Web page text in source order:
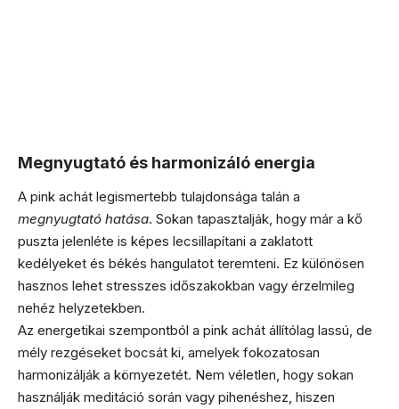
Megnyugtató és harmonizáló energia
A pink achát legismertebb tulajdonsága talán a
megnyugtató hatása. Sokan tapasztalják, hogy már a kő
puszta jelenléte is képes lecsillapítani a zaklatott
kedélyeket és békés hangulatot teremteni. Ez különösen
hasznos lehet stresszes időszakokban vagy érzelmileg
nehéz helyzetekben.
Az energetikai szempontból a pink achát állítólag lassú, de
mély rezgéseket bocsát ki, amelyek fokozatosan
harmonizálják a környezetét. Nem véletlen, hogy sokan
használják meditáció során vagy pihenéshez, hiszen